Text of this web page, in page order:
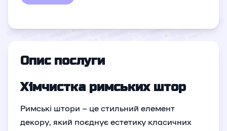
Опис послуги
Хімчистка римських штор
Римські штори – це стильний елемент
декору, який поєднує естетику класичних